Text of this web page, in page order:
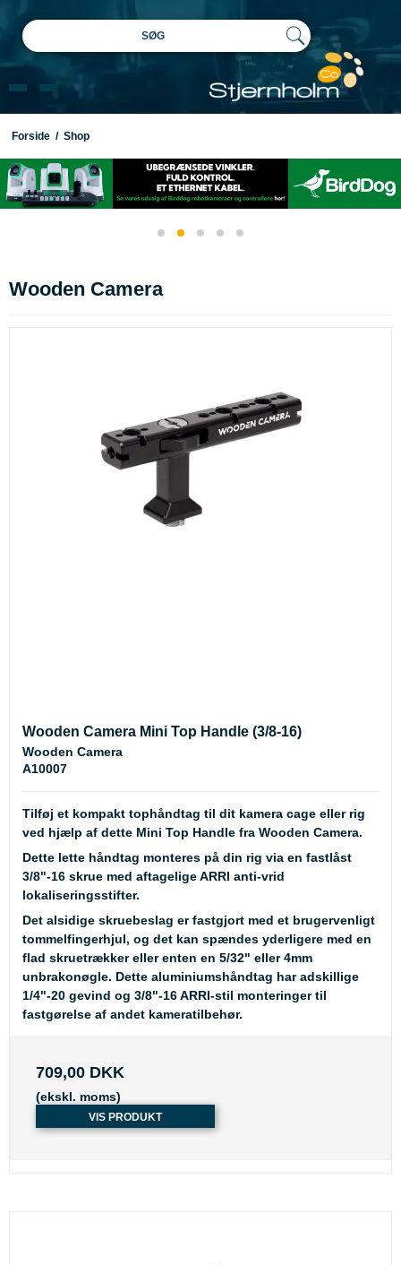
SØG
Forside / Shop
Wooden Camera
Wooden Camera Mini Top Handle (3/8-16)
Wooden Camera
A10007
Tilføj et kompakt tophåndtag til dit kamera cage eller rig
ved hjælp af dette Mini Top Handle fra Wooden Camera.
Dette lette håndtag monteres på din rig via en fastlåst
3/8"-16 skrue med aftagelige ARRI anti-vrid
lokaliseringsstifter.
Det alsidige skruebeslag er fastgjort med et brugervenligt
tommelfingerhjul, og det kan spændes yderligere med en
flad skruetrækker eller enten en 5/32" eller 4mm
unbrakonøgle. Dette aluminiumshåndtag har adskillige
1/4"-20 gevind og 3/8"-16 ARRI-stil monteringer til
fastgørelse af andet kameratilbehør.
709,00 DKK
(ekskl. moms)
VIS PRODUKT